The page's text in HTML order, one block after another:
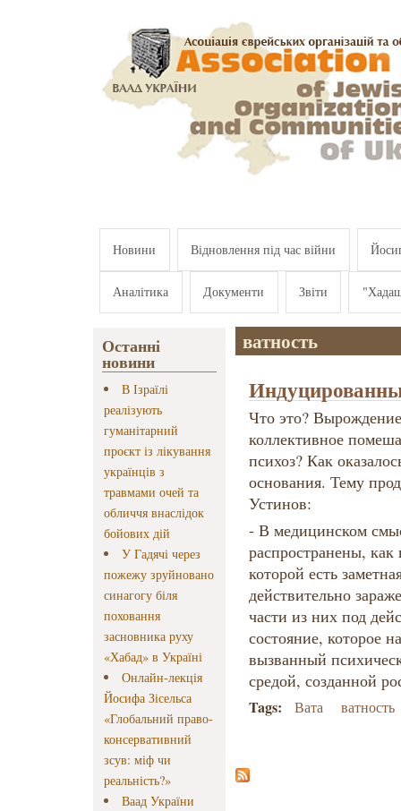
Новини Відновлення під час війни
Аналітика Документи Звіти
Останні
новини
В Ізраїлі
реалізують
гуманітарний
проєкт із лікування
українців з
травмами очей та
обличчя внаслідок
бойових дій
У Гадячі через
пожежу зруйновано
синагогу біля
поховання
засновника руху
«Хабад» в Україні
Онлайн-лекція
Йосифа Зісельса
«Глобальний право-
консервативний
зсув: міф чи
реальність?»
Ваад України
ватность
Что это?
коллективное
психоз? Как
основания. Тему
Устинов:
- В медицинском
распространены,
которой есть
действительно
части из них под
состояние, которое
вызванный
средой, созданной
Tags: Вата ватность